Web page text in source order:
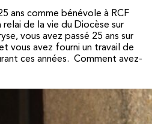
ans comme bénévole à RCF
de la vie du Diocèse sur
vous avez passé 25 ans sur
vous avez fourni un travail de
ces années. Comment avez-